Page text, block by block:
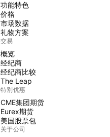
功能特色
价格
市场数据
礼物方案
交易
概览
经纪商
经纪商比较
The Leap
特别优惠
CME集团期货
Eurex期货
美国股票包
关于公司